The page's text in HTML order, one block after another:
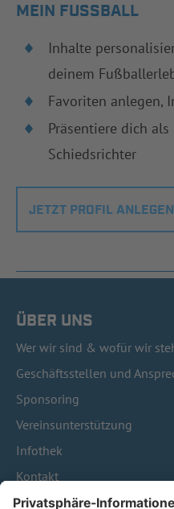
MEIN FUSSBALL
Inhalte
deinem
Favoriten anlegen,
Präsentiere dich
Schiedsrichter
JETZT PROFIL ANLEGEN
ÜBER UNS
Wer wir sind & wofür wir
Geschäftsstellen und
Sponsoring
Vereinsunterstützung
Infothek
Kontakt